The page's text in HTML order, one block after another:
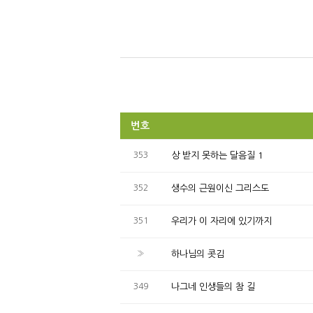
번호
353 상 받지 못하는 달음질 1
352 생수의 근원이신 그리스도
351 우리가 이 자리에 있기까지
» 하나님의 콧김
349 나그네 인생들의 참 길